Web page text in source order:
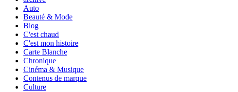
Auto
Beauté & Mode
Blog
C'est chaud
C'est mon histoire
Carte Blanche
Chronique
Cinéma & Musique
Contenus de marque
Culture